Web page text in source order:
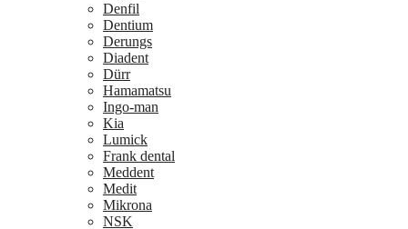
Denfil
Dentium
Derungs
Diadent
Dürr
Hamamatsu
Ingo-man
Kia
Lumick
Frank dental
Meddent
Medit
Mikrona
NSK